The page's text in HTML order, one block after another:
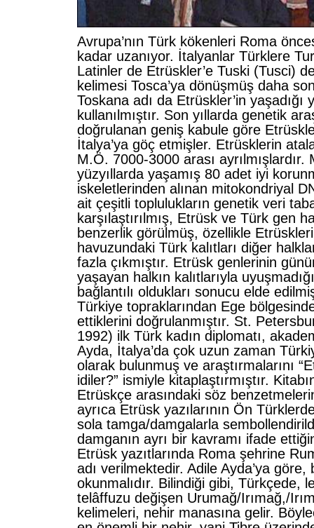
Avrupa’nın Türk kökenleri Roma
kadar uzanıyor. İtalyanlar Türklere
Latinler de Etrüskler’e Tuski (Tusci)
kelimesi Tosca’ya dönüşmüş daha
Toskana adı da Etrüskler’in yaşadığı
kullanılmıştır. Son yıllarda genetik
doğrulanan geniş kabule göre
İtalya’ya göç etmişler. Etrüsklerin
M.Ö. 7000-3000 arası
yüzyıllarda yaşamış 80 adet iyi
iskeletlerinden alınan mitokondriyal
ait çeşitli toplulukların genetik veri
karşılaştırılmış, Etrüsk ve Türk gen
benzerlik görülmüş, özellikle
havuzundaki Türk kalıtları diğer
fazla çıkmıştır. Etrüsk genlerinin
yaşayan halkın kalıtlarıyla
bağlantılı oldukları sonucu elde
Türkiye topraklarından Ege
ettiklerini doğrulanmıştır. St.
1992) ilk Türk kadın diplomatı,
Ayda, İtalya’da çok uzun zaman
olarak bulunmuş ve araştırmalarını
idiler?” ismiyle kitaplaştırmıştır.
Etrüskçe arasındaki söz
ayrıca Etrüsk yazılarının Ön
sola tamga/damgalarla
damganın ayrı bir kavramı ifade
Etrüsk yazıtlarında Roma şehrine
adı verilmektedir. Adile Ayda’ya
okunmalıdır. Bilindiği gibi, Türkçede,
telâffuzu değişen Urumağ/Irımağ,/
kelimeleri, nehir manasına gelir.